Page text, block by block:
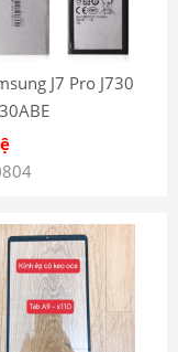
J7 Pro J730